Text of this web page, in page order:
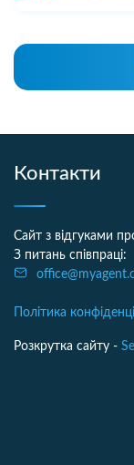
Контакти
Сайт з відгуками
З питань співпраці:
Політика
Розкрутка сайту -